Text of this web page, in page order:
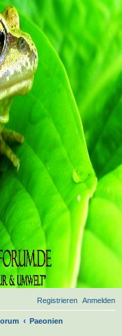
Anmelden
Registrieren
Paeonien